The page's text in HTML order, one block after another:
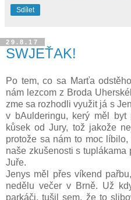
Sdílet
29.8.17
SWJEŤAK!
Po tem, co sa Marťa
nám lezcom z Broda
zme sa rozhodli využit já s
v bAulderingu, kerý měl
kůsek od Jury, tož jakože
protože sa nám to moc
naše zkušenosti s
Juře.
Jenys měl přes víkend
nedělu večer v Brně. Už
parkáči, tušil sem, že to